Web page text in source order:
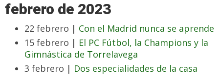
febrero de 2023
22 febrero | Con el Madrid nunca se aprende
15 febrero | El PC Fútbol, la Champions y la
Gimnástica de Torrelavega
3 febrero | Dos especialidades de la casa